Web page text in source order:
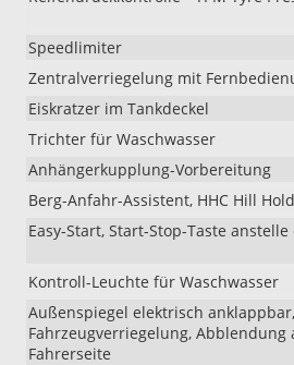
Speedlimiter
Zentralverriegelung mit
Eiskratzer im Tankdeckel
Trichter für Waschwasser
Anhängerkupplung-Vorbereitung
Berg-Anfahr-Assistent, HHC Hill
Easy-Start, Start-Stop-Taste
Kontroll-Leuchte für Waschwasser
Außenspiegel elektrisch
Fahrzeugverriegelung,
Fahrerseite